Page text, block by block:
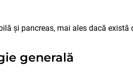
și pancreas, mai ales dacă
generală